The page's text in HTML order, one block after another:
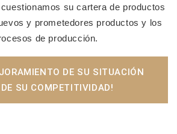
su cartera de productos
y prometedores productos y los
de producción.
DE SU SITUACIÓN
SU COMPETITIVIDAD!